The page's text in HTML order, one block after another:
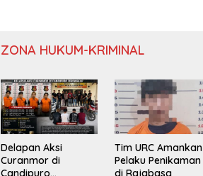
ZONA HUKUM-KRIMINAL
Delapan Aksi
Curanmor di
Candipuro
Tim URC Amankan
Pelaku Penikaman
di Rajabasa